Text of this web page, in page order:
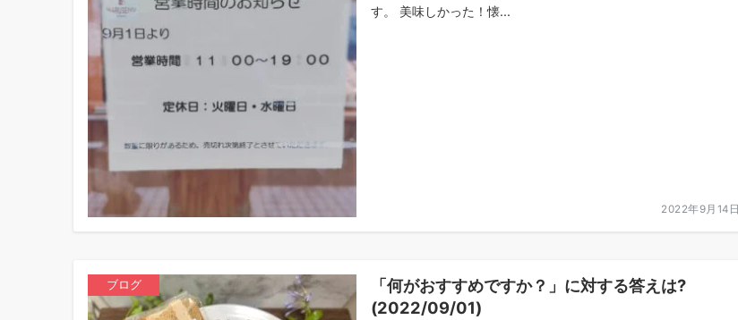
す。 美味しかった！懐...
2022年9月14日
ブログ
「何がおすすめですか？」に対する答えは?
(2022/09/01)